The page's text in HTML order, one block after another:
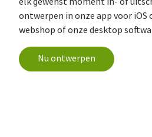
ontwerpen in onze app voor iOS
webshop of onze desktop
Nu ontwerpen